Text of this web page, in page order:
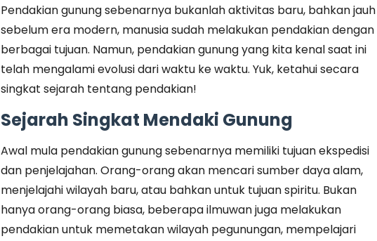
Pendakian gunung sebenarnya bukanlah aktivitas baru, bahkan jauh
sebelum era modern, manusia sudah melakukan pendakian dengan
berbagai tujuan. Namun, pendakian gunung yang kita kenal saat ini
telah mengalami evolusi dari waktu ke waktu. Yuk, ketahui secara
singkat sejarah tentang pendakian!
Sejarah Singkat Mendaki Gunung
Awal mula pendakian gunung sebenarnya memiliki tujuan ekspedisi
dan penjelajahan. Orang-orang akan mencari sumber daya alam,
menjelajahi wilayah baru, atau bahkan untuk tujuan spiritu. Bukan
hanya orang-orang biasa, beberapailmuwan juga melakukan
pendakian untuk memetakan wilayah pegunungan, mempelajari